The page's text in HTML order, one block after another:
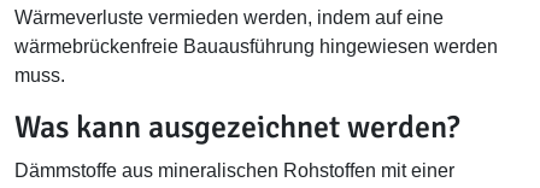
Wärmeverluste vermieden werden, indem auf eine
wärmebrückenfreie Bauausführung hingewiesen werden
muss.
Was kann ausgezeichnet werden?
Dämmstoffe aus mineralischen Rohstoffen mit einer